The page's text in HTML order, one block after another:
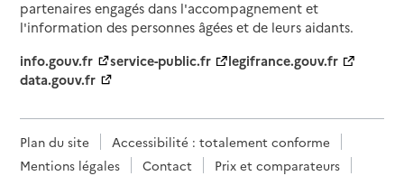
partenaires engagés dans l'accompagnement et
l'information des personnes âgées et de leurs aidants.
info.gouv.fr
service-public.fr
legifrance.gouv.fr
data.gouv.fr
Plan du site
Accessibilité : totalement conforme
Mentions légales
Contact
Prix et comparateurs